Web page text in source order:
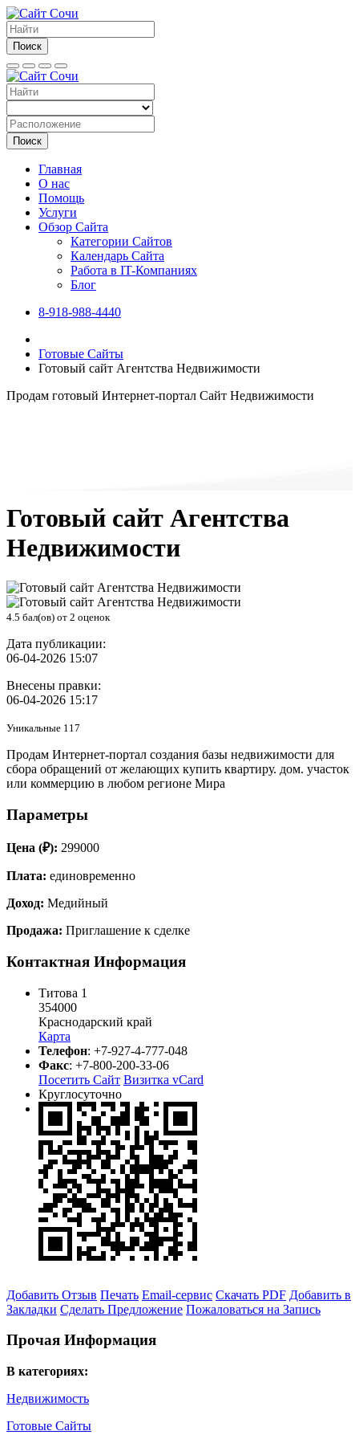
Поиск
Поиск
Главная
О нас
Помощь
Услуги
Обзор Сайта
Категории Сайтов
Календарь Сайта
Работа в IT-Компаниях
Блог
8-918-988-4440
Готовые Сайты
Готовый сайт Агентства Недвижимости
Продам готовый Интернет-портал Сайт Недвижимости
Готовый сайт Агентства
Недвижимости
4.5 бал(ов) от 2 оценок
Дата публикации:
06-04-2026 15:07
Внесены правки:
06-04-2026 15:17
Уникальные 117
Продам Интернет-портал создания базы недвижимости для
сбора обращений от желающих купить квартиру. дом. участок
или коммерцию в любом регионе Мира
Параметры
Цена (₽): 299000
Плата: единовременно
Доход: Медийный
Продажа: Приглашение к сделке
Контактная Информация
Титова 1
354000
Краснодарский край
Карта
Телефон: +7-927-4-777-048
Факс: +7-800-200-33-06
Посетить Сайт Визитка vCard
Круглосуточно
Добавить Отзыв Печать Email-сервис Скачать PDF Добавить в
Закладки Сделать Предложение Пожаловаться на Запись
Прочая Информация
В категориях:
Недвижимость
Готовые Сайты